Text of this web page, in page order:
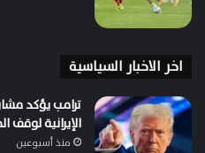
اخر الاخبار السياسية
ترامب يؤكد
الإيرانية لوقف
منذ أسبوعين